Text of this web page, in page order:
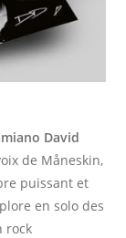
David
de Måneskin,
puissant et
en solo des
rock